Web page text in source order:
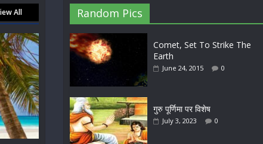
All Random Pics
Comet, Set To Strike The
Earth
June 24, 2015 0
गुरु पूर्णिमा पर विशेष
July 3, 2023 0